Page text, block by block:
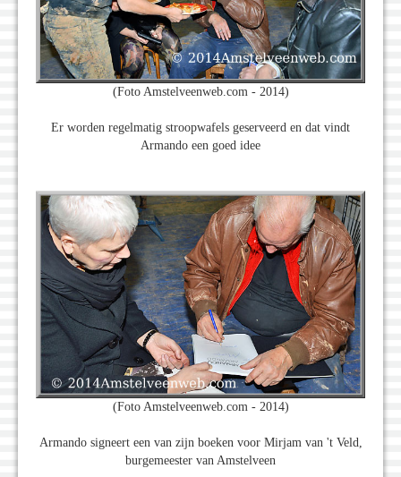
(Foto Amstelveenweb.com - 2014)
Er worden regelmatig stroopwafels geserveerd en dat vindt
Armando een goed idee
(Foto Amstelveenweb.com - 2014)
Armando signeert een van zijn boeken voor Mirjam van 't Veld,
burgemeester van Amstelveen